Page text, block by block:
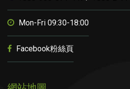
Mon-Fri 09:30-18:00
Facebook粉絲頁